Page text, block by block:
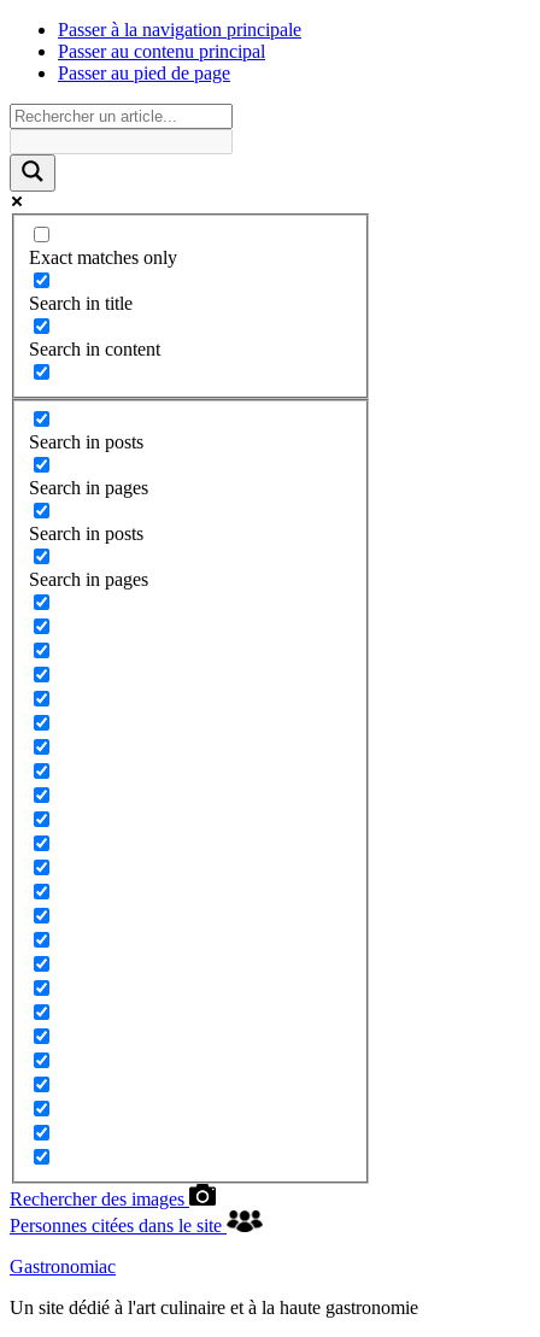
Passer à la navigation principale
Passer au contenu principal
Passer au pied de page
Exact matches only
Search in title
Search in content
Search in posts
Search in pages
Search in posts
Search in pages
Rechercher des images
Personnes citées dans le site
Gastronomiac
Un site dédié à l'art culinaire et à la haute gastronomie